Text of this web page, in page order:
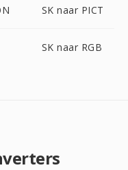
SK naar PICT
SK naar RGB